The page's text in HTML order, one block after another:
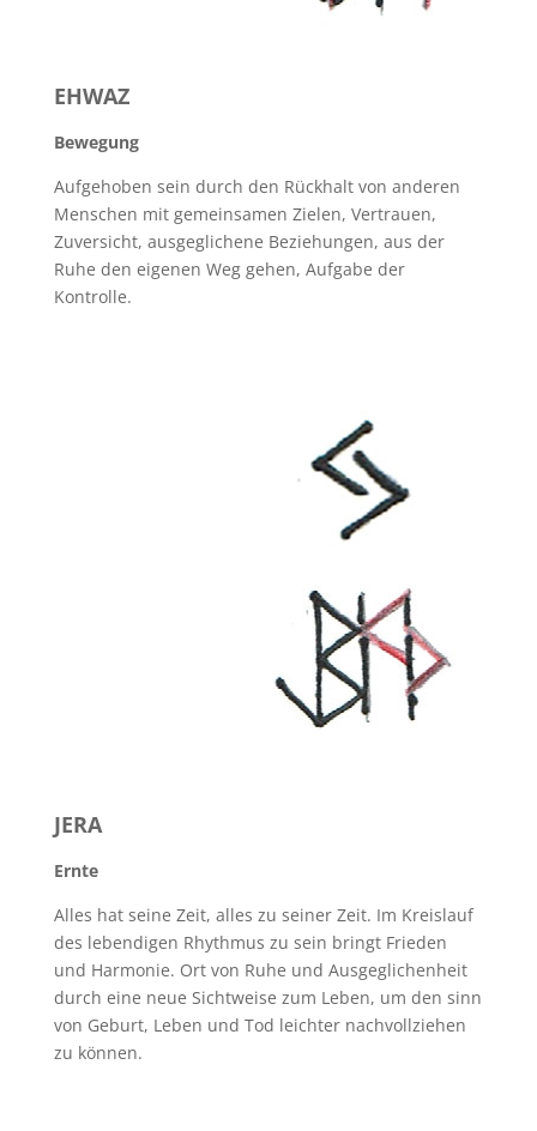
EHWAZ
Bewegung
Aufgehoben sein durch den Rückhalt von anderen
Menschen mit gemeinsamen Zielen, Vertrauen,
Zuversicht, ausgeglichene Beziehungen, aus der
Ruhe den eigenen Weg gehen, Aufgabe der
Kontrolle.
JERA
Ernte
Alles hat seine Zeit, alles zu seiner Zeit. Im Kreislauf
des lebendigen Rhythmus zu sein bringt Frieden
und Harmonie. Ort von Ruhe und Ausgeglichenheit
durch eine neue Sichtweise zum Leben, um den sinn
von Geburt, Leben und Tod leichter nachvollziehen
zu können.